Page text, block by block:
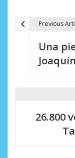
Previous
Una
26.800